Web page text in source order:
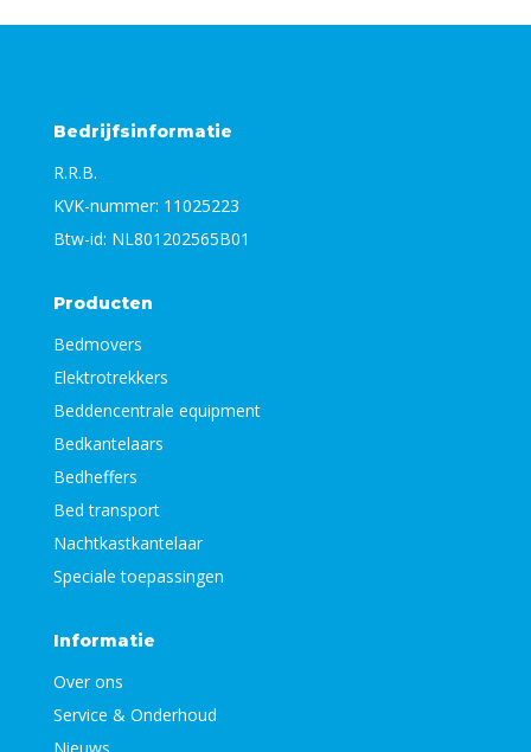
Bedrijfsinformatie
R.R.B.
KVK-nummer: 11025223
Btw-id: NL801202565B01
Producten
Bedmovers
Elektrotrekkers
Beddencentrale equipment
Bedkantelaars
Bedheffers
Bed transport
Nachtkastkantelaar
Speciale toepassingen
Informatie
Over ons
Service & Onderhoud